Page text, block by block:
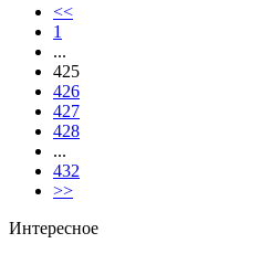
<<
1
...
425
426
427
428
...
432
>>
Интересное